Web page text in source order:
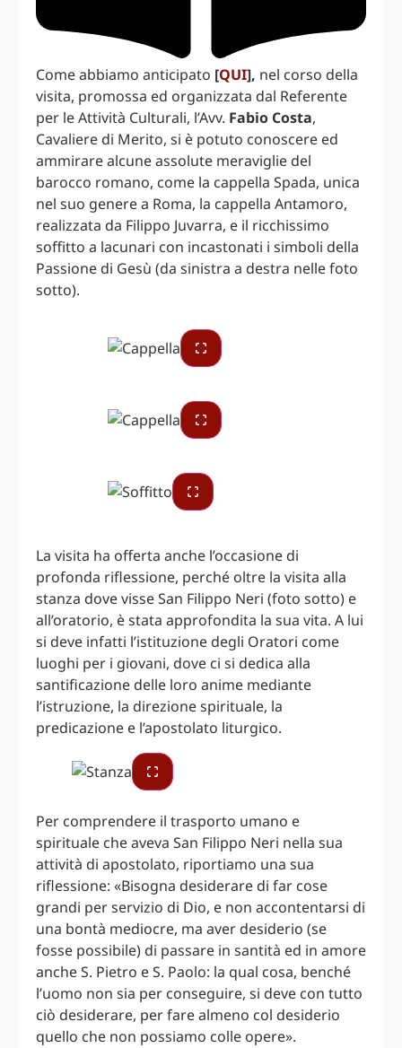
Come abbiamo anticipato [QUI], nel corso della
visita, promossa ed organizzata dal Referente
per le Attività Culturali, l’Avv. Fabio Costa,
Cavaliere di Merito, si è potuto conoscere ed
ammirare alcune assolute meraviglie del
barocco romano, come la cappella Spada, unica
nel suo genere a Roma, la cappella Antamoro,
realizzata da Filippo Juvarra, e il ricchissimo
soffitto a lacunari con incastonati i simboli della
Passione di Gesù (da sinistra a destra nelle foto
sotto).
La visita ha offerta anche l’occasione di
profonda riflessione, perché oltre la visita alla
stanza dove visse San Filippo Neri (foto sotto) e
all’oratorio, è stata approfondita la sua vita. A lui
si deve infatti l’istituzione degli Oratori come
luoghi per i giovani, dove ci si dedica alla
santificazione delle loro anime mediante
l’istruzione, la direzione spirituale, la
predicazione e l’apostolato liturgico.
Per comprendere il trasporto umano e
spirituale che aveva San Filippo Neri nella sua
attività di apostolato, riportiamo una sua
riflessione: «Bisogna desiderare di far cose
grandi per servizio di Dio, e non accontentarsi di
una bontà mediocre, ma aver desiderio (se
fosse possibile) di passare in santità ed in amore
anche S. Pietro e S. Paolo: la qual cosa, benché
l’uomo non sia per conseguire, si deve con tutto
ciò desiderare, per fare almeno col desiderio
quello che non possiamo colle opere».